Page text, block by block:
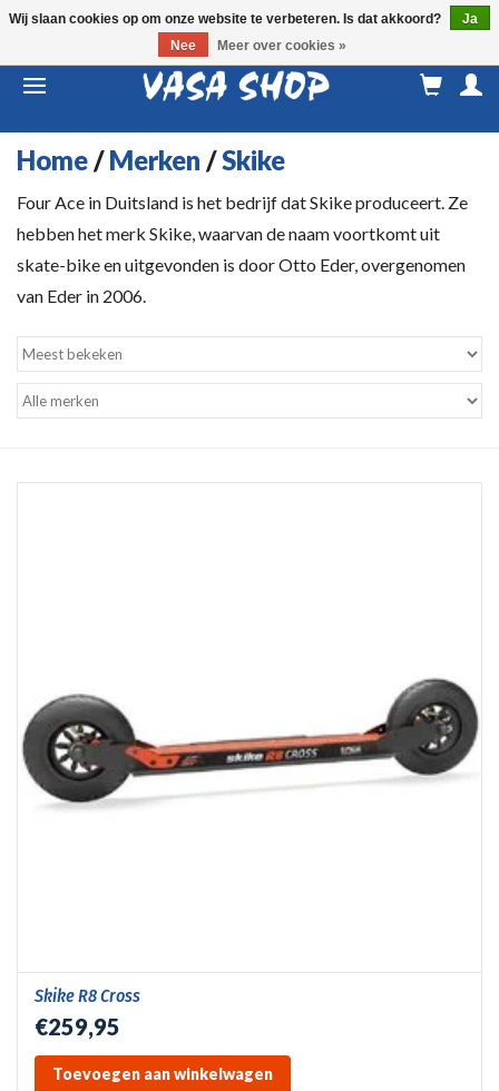
Home/Merken /Skike
Four Ace in Duitsland is het bedrijf dat Skike produceert. Ze
hebben het merk Skike, waarvan de naam voortkomt uit
skate-bike en uitgevonden is door Otto Eder, overgenomen
van Eder in 2006.
Skike R8 Cross
€259,95
Toevoegen aan winkelwagen
Wij slaan cookies op om onze website te verbeteren. Is dat akkoord?
Ja
Nee
Meer over cookies »